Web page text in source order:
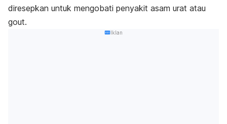
diresepkan untuk mengobati penyakit asam urat atau
gout.
Iklan